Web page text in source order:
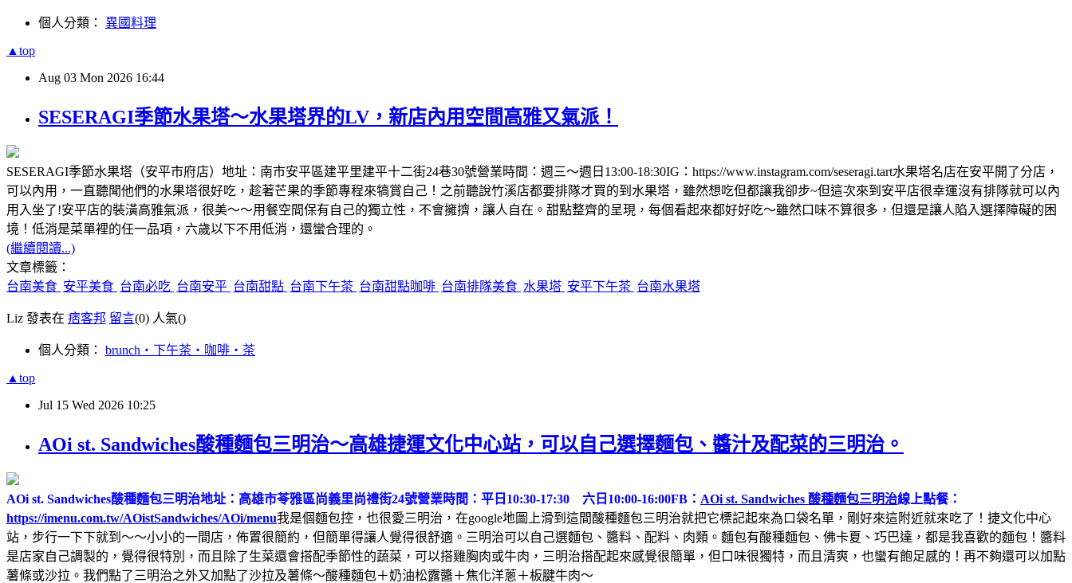
個人分類： 異國料理
▲top
Aug 03 Mon 2026 16:44
SESERAGI季節水果塔～水果塔界的LV，新店內用空間高雅又氣派！
SESERAGI季節水果塔（安平市府店）地址：南市安平區建平里建平十二街24巷30號營業時間：週三～週日13:00-18:30IG：https://www.instagram.com/seseragi.tart水果塔名店在安平開了分店，
可以內用，一直聽聞他們的水果塔很好吃，趁著芒果的季節專程來犒賞自己！之前聽說竹溪店都要排隊才買的到水果塔，雖然想吃但都讓我卻步~但這次來到安平店很幸運沒有排隊就可以內
用入坐了!安平店的裝潢高雅氣派，很美～～用餐空間保有自己的獨立性，不會擁擠，讓人自在。甜點整齊的呈現，每個看起來都好好吃～雖然口味不算很多，但還是讓人陷入選擇障礙的困
境！低消是菜單裡的任一品項，六歲以下不用低消，還蠻合理的。
(繼續閱讀...)
文章標籤：
台南美食 安平美食 台南必吃 台南安平 台南甜點 台南下午茶 台南甜點咖啡 台南排隊美食 水果塔 安平下午茶 台南水果塔
Liz 發表在 痞客邦 留言(0) 人氣()
個人分類： brunch‧下午茶‧咖啡‧茶
▲top
Jul 15 Wed 2026 10:25
AOi st. Sandwiches酸種麵包三明治～高雄捷運文化中心站，可以自己選擇麵包、醬汁及配菜的三明治。
AOi st. Sandwiches酸種麵包三明治地址：高雄市苓雅區尚義里尚禮街24號營業時間：平日10:30-17:30 六日10:00-16:00FB： AOi st. Sandwiches 酸種麵包三明治線上點餐：
https://imenu.com.tw/AOistSandwiches/AOi/menu我是個麵包控，也很愛三明治，在google地圖上滑到這間酸種麵包三明治就把它標記起來為口袋名單，剛好來這附近就來吃了！捷文化中心
站，步行一下下就到～～小小的一間店，佈置很簡約，但簡單得讓人覺得很舒適。三明治可以自己選麵包、醬料、配料、肉類。麵包有酸種麵包、佛卡夏、巧巴達，都是我喜歡的麵包！醬料
是店家自己調製的，覺得很特別，而且除了生菜還會搭配季節性的蔬菜，可以搭雞胸肉或牛肉，三明治搭配起來感覺很簡單，但口味很獨特，而且清爽，也蠻有飽足感的！再不夠還可以加點
薯條或沙拉。我們點了三明治之外又加點了沙拉及薯條～酸種麵包＋奶油松露醬＋焦化洋蔥＋板腱牛肉～